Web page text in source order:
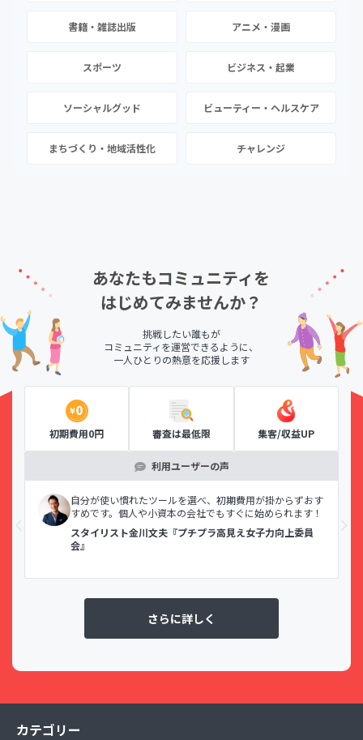
書籍・雑誌出版 アニメ・漫画
スポーツ ビジネス・起業
ソーシャルグッド ビューティー・ヘルスケア
まちづくり・地域活性化 チャレンジ
あなたもコミュニティを
はじめてみませんか？
挑戦したい誰もが
コミュニティを運営できるように、
一人ひとりの熱意を応援します
初期費用0円 審査は最低限 集客/収益UP
利用ユーザーの声
自分が使い慣れたツールを選べ、初期費用が掛からずおす
すめです。個人や小資本の会社でもすぐに始められます！
スタイリスト金川文夫『プチプラ高見え女子力向上委員
会』
さらに詳しく
カテゴリー